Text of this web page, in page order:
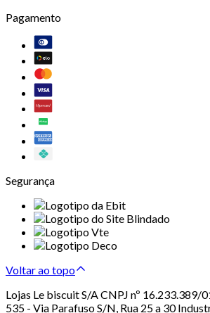
Pagamento
Segurança
Voltar ao topo
Lojas Le biscuit S/A CNPJ nº 16.233.389/
535 - Via Parafuso S/N, Rua 25 a 30